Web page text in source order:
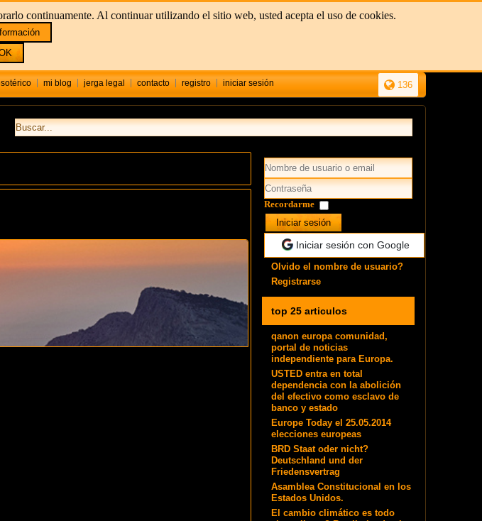
continuamente. Al continuar utilizando el sitio web, usted acepta el uso de cookies.
136
mi blog jerga legal contacto registro iniciar sesión
Recordarme
Iniciar sesión
Iniciar sesión con Google
Olvido el nombre de usuario?
Registrarse
top 25 articulos
qanon europa comunidad,
portal de noticias
independiente para Europa.
USTED entra en total
dependencia con la abolición
del efectivo como esclavo de
banco y estado
Europe Today el 25.05.2014
elecciones europeas
BRD Staat oder nicht?
Deutschland und der
Friedensvertrag
Asamblea Constitucional en los
Estados Unidos.
El cambio climático es todo